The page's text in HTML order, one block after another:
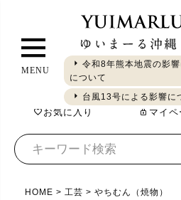
MENU
令和8年熊本地震の影
について
台風13号による影響に
やちむん 琉球ガラス
お気に入り マイペ
HOME 工芸
やちむん（焼物）